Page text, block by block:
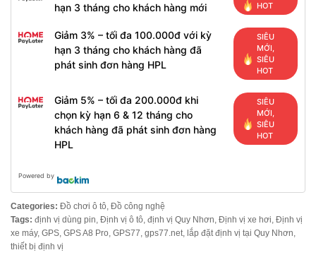
hạn 3 tháng cho khách hàng mới
HOT
Giảm 3% – tối đa 100.000đ với kỳ
hạn 3 tháng cho khách hàng đã
phát sinh đơn hàng HPL
SIÊU
MỚI,
SIÊU
HOT
Giảm 5% – tối đa 200.000đ khi
chọn kỳ hạn 6 & 12 tháng cho
khách hàng đã phát sinh đơn hàng
HPL
SIÊU
MỚI,
SIÊU
HOT
Powered by
Categories: Đồ chơi ô tô, Đồ công nghệ
Tags: định vị dùng pin, Định vị ô tô, định vị Quy Nhơn, Định vị xe hơi, Định vị
xe máy, GPS, GPS A8 Pro, GPS77, gps77.net, lắp đặt định vị tại Quy Nhơn,
thiết bị định vị